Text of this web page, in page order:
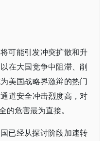
可能引发冲突扩散和升
在大国竞争中阻滞、削
美国战略界激辩的热门
道安全冲击烈度高，对
的危害最为直接。
已经从探讨阶段加速转